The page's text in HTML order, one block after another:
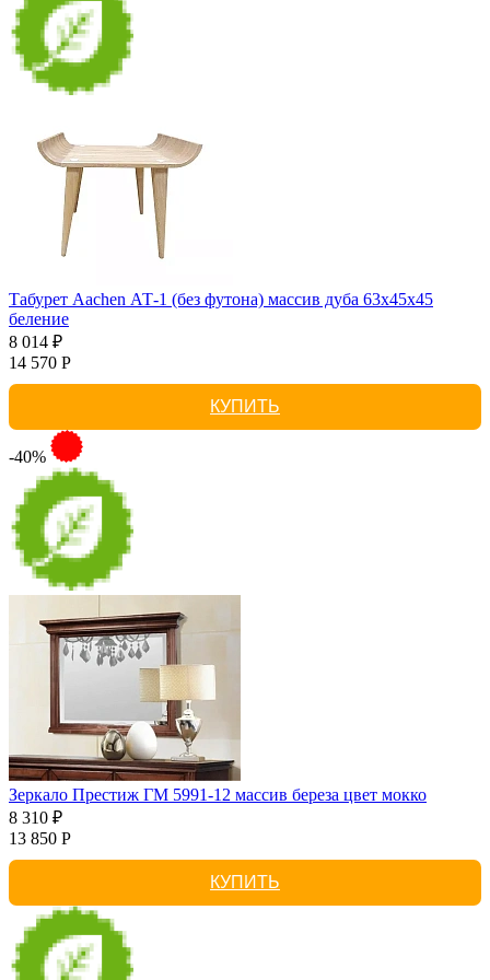
Табурет Aachen АТ-1 (без футона) массив дуба 63х45х45
беление
8 014 ₽
14 570 Р
КУПИТЬ
-40%
Зеркало Престиж ГМ 5991-12 массив береза цвет мокко
8 310 ₽
13 850 Р
КУПИТЬ